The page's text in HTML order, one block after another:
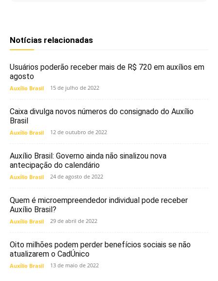
Notícias relacionadas
Usuários poderão receber mais de R$ 720 em auxílios em
agosto
Auxílio Brasil 15 de julho de 2022
Caixa divulga novos números do consignado do Auxílio
Brasil
Auxílio Brasil 12 de outubro de 2022
Auxílio Brasil: Governo ainda não sinalizou nova
antecipação do calendário
Auxílio Brasil 24 de agosto de 2022
Quem é microempreendedor individual pode receber
Auxílio Brasil?
Auxílio Brasil 29 de abril de 2022
Oito milhões podem perder benefícios sociais se não
atualizarem o CadÚnico
Auxílio Brasil 13 de maio de 2022